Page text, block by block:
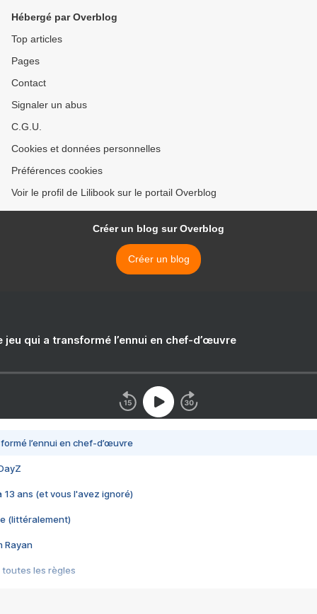
Hébergé par Overblog
Top articles
Pages
Contact
Signaler un abus
C.G.U.
Cookies et données personnelles
Préférences cookies
Voir le profil de Lilibook sur le portail Overblog
Créer un blog sur Overblog
Créer un blog
jeu qui a transformé l’ennui en chef-d’œuvre
l’ennui en chef-d’œuvre
13 ans (et vous l'avez ignoré)
(littéralement)
Rayan
toutes les règles